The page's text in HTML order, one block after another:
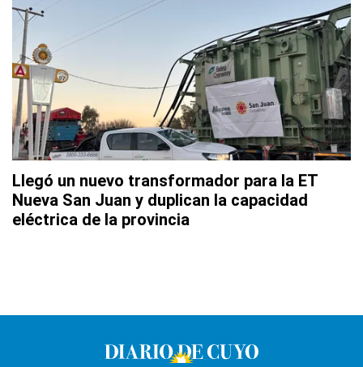
Llegó un nuevo transformador para la ET
Nueva San Juan y duplican la capacidad
eléctrica de la provincia